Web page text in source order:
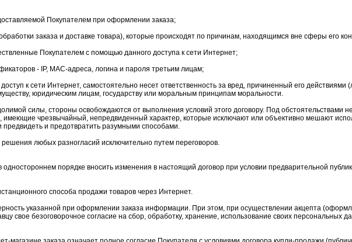
Покупателем при оформлении заказа;
заказа и доставке товара), которые происходят по причинам, находящимся вне сферы его
Покупателем с помощью данного доступа к сети Интернет;
- IP, MAC-адреса, логина и пароля третьим лицам;
к сети Интернет, самостоятельно несет ответственность за вред, причиненный его действиями
юридическим лицам, государству или моральным принципам моральности.
силы, стороны освобождаются от выполнения условий этого договору. Под обстоятельствами
имеющие чрезвычайный, непредвиденный характер, которые исключают или объективно мешают
и предотвратить разумными способами.
любых разногласий исключительно путем переговоров.
порядке вносить изменения в настоящий договор при условии предварительной
способа продажи товаров через Интернет.
указанной при оформлении заказа информации. При этом, при осуществлении акцепта
свое безоговорочное согласие на сбор, обработку, хранение, использование своих персональных